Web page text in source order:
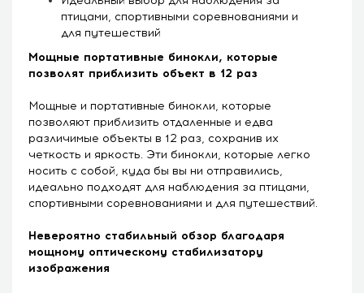
птицами, спортивными соревнованиями и
для путешествий
Мощные портативные бинокли, которые
позволят приблизить объект в 12 раз
Мощные и портативные бинокли, которые
позволяют приблизить отдаленные и едва
различимые объекты в 12 раз, сохранив их
четкость и яркость. Эти бинокли, которые легко
носить с собой, куда бы вы ни отправились,
идеально подходят для наблюдения за птицами,
спортивными соревнованиями и для путешествий.
Невероятно стабильный обзор благодаря
мощному оптическому стабилизатору
изображения